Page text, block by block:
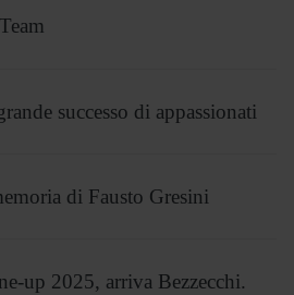
successo di appassionati
di Fausto Gresini
up 2025, arriva Bezzecchi.